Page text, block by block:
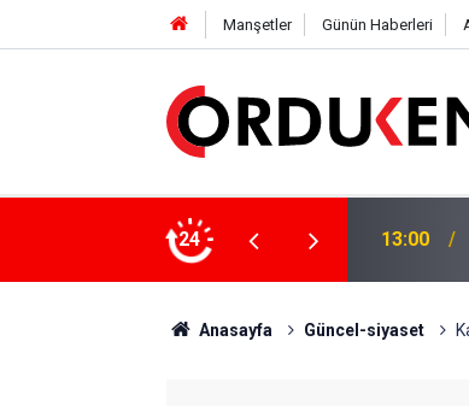
Manşetler Günün Haberleri
24 11:53
Anasayfa Güncel-siyaset